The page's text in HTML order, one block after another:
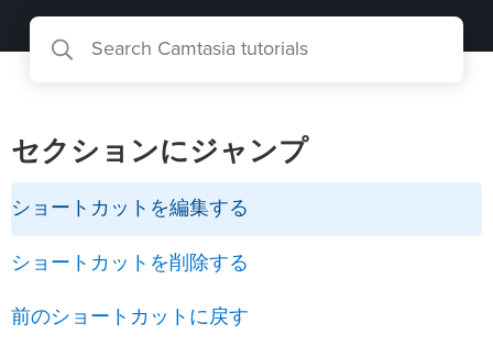
セクションにジャンプ
ショートカットを編集する
ショートカットを削除する
前のショートカットに戻す